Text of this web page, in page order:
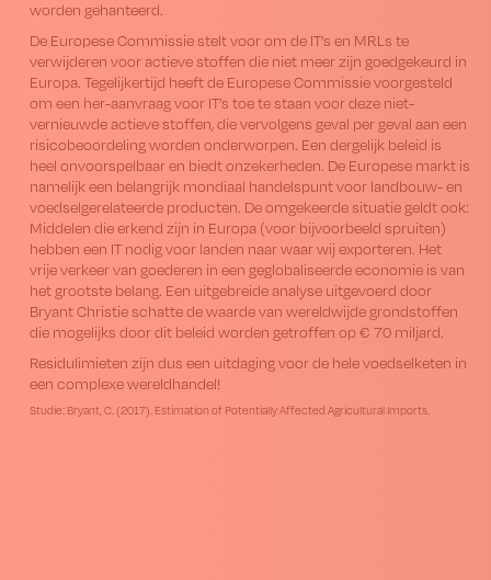
worden gehanteerd.
De Europese Commissie stelt voor om de IT’s en MRLs te
verwijderen voor actieve stoffen die niet meer zijn goedgekeurd in
Europa. Tegelijkertijd heeft de Europese Commissie voorgesteld
om een her-aanvraag voor IT’s toe te staan voor deze niet-
vernieuwde actieve stoffen, die vervolgens geval per geval aan een
risicobeoordeling worden onderworpen. Een dergelijk beleid is
heel onvoorspelbaar en biedt onzekerheden. De Europese markt is
namelijk een belangrijk mondiaal handelspunt voor landbouw- en
voedselgerelateerde producten. De omgekeerde situatie geldt ook:
Middelen die erkend zijn in Europa (voor bijvoorbeeld spruiten)
hebben een IT nodig voor landen naar waar wij exporteren. Het
vrije verkeer van goederen in een geglobaliseerde economie is van
het grootste belang. Een uitgebreide analyse uitgevoerd door
Bryant Christie schatte de waarde van wereldwijde grondstoffen
die mogelijks door dit beleid worden getroffen op € 70 miljard.
Residulimieten zijn dus een uitdaging voor de hele voedselketen in
een complexe wereldhandel!
Studie: Bryant, C. (2017). Estimation of Potentially Affected Agricultural Imports.